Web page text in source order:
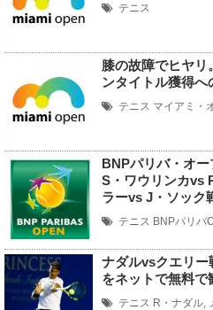
テニス
膝の故障でヒヤ
ンタイトル獲得へ
テニス マイアミ・
BNPパリバ・オ
S・ワウリンカvs
ラーvs J・ソック
テニス BNPパリバ
ナダルvsクエリー
をネットで無料で
テニス R・ナダル,